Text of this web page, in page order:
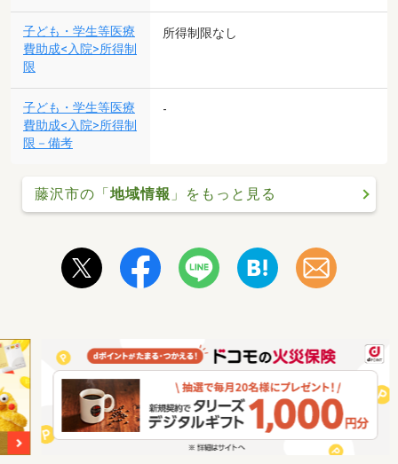
子ども・学生等医療
費助成<入院>所得制
限
所得制限なし
子ども・学生等医療
費助成<入院>所得制
限－備考
-
藤沢市の「地域情報 」をもっと見る